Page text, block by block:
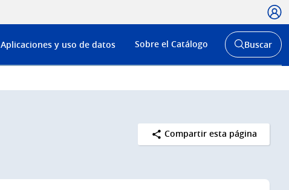
Menú
de
Aplicaciones y uso de datos Sobre el Catálogo
Abrir
buscador
Buscar
Compartir esta página